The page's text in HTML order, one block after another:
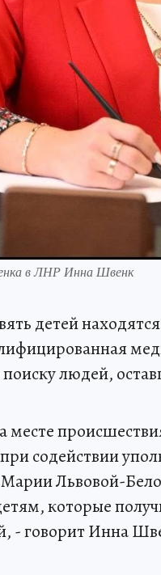
в ЛНР Инна Швенк
детей
людей,
месте
содействии
Львовой-
которые
- говорит Инна